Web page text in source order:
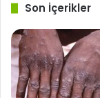
Son İçerikler